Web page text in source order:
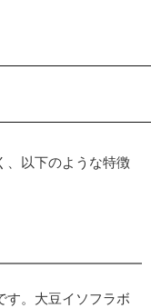
、以下のような特徴
す。大豆イソフラボ